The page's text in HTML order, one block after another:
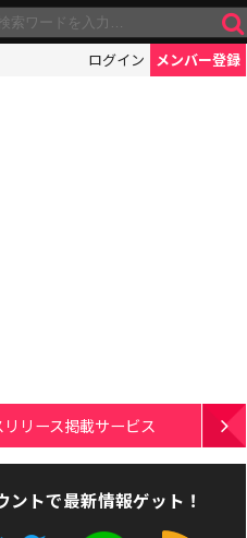
ログイン メンバー登録
リース掲載サービス
ントで最新情報ゲット！